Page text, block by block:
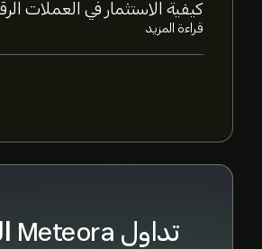
كيفية الاستثمار في العملات
قراءة المزيد
تداول Meteora